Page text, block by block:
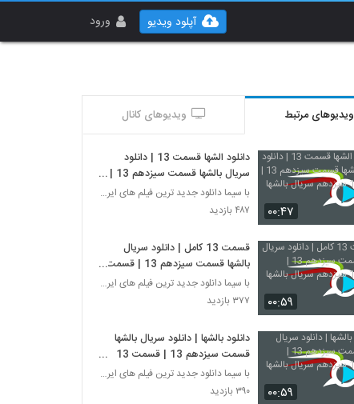
ورود آپلود ویدیو
ویدیوهای مرتبط ویدیوهای کانال
۰۰:۴۷
دانلود الشها قسمت 13 | دانلود
سریال بالشها قسمت سیزدهم 13 |
قسمت 13 سیزدهم سریال بالشها
با سیما دانلود جدید ترین فیلم های ایرانی را در لحظ
۴۸۷ بازدید
۰۰:۵۹
قسمت 13 کامل | دانلود سریال
بالشها قسمت سیزدهم 13 | قسمت
13 سیزدهم سریال بالشها
با سیما دانلود جدید ترین فیلم های ایرانی را در لحظ
۳۷۷ بازدید
۰۰:۵۹
دانلود بالشها | دانلود سریال بالشها
قسمت سیزدهم 13 | قسمت 13
سیزدهم سریال بالشها
با سیما دانلود جدید ترین فیلم های ایرانی را در لحظ
۳۹۰ بازدید